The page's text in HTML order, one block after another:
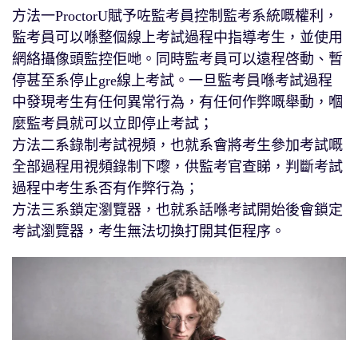
方法一ProctorU賦予咗監考員控制監考系統嘅權利，
監考員可以喺整個線上考試過程中指導考生，並使用
網絡攝像頭監控佢哋。同時監考員可以遠程啓動、暫
停甚至系停止gre線上考試。一旦監考員喺考試過程
中發現考生有任何異常行為，有任何作弊嘅舉動，嗰
麼監考員就可以立即停止考試；
方法二系錄制考試視頻，也就系會將考生參加考試嘅
全部過程用視頻錄制下嚟，供監考官查睇，判斷考試
過程中考生系否有作弊行為；
方法三系鎖定瀏覽器，也就系話喺考試開始後會鎖定
考試瀏覽器，考生無法切換打開其佢程序。